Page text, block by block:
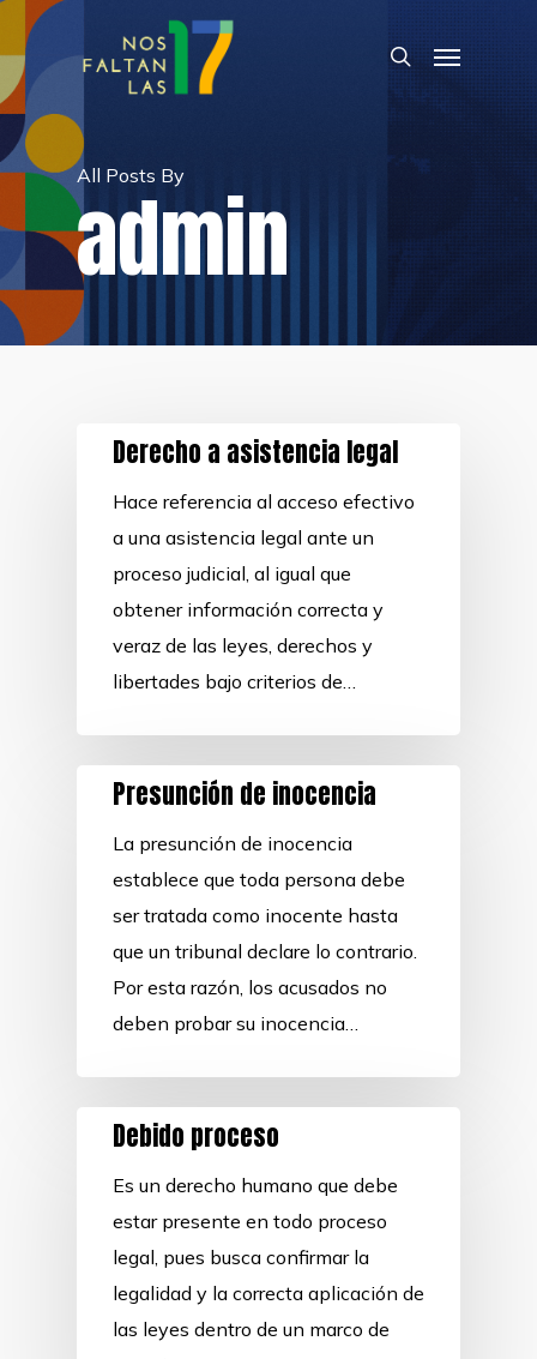
Skip
to
main
content
searchMenu
All Posts By
admin
Derecho a asistencia legal
Hace referencia al acceso efectivo
a una asistencia legal ante un
proceso judicial, al igual que
obtener información correcta y
veraz de las leyes, derechos y
libertades bajo criterios de…
Presunción de inocencia
La presunción de inocencia
establece que toda persona debe
ser tratada como inocente hasta
que un tribunal declare lo contrario.
Por esta razón, los acusados no
deben probar su inocencia…
Debido proceso
Es un derecho humano que debe
estar presente en todo proceso
legal, pues busca confirmar la
legalidad y la correcta aplicación de
las leyes dentro de un marco de